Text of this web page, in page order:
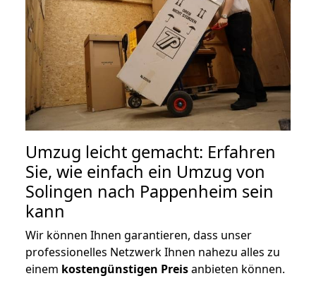
Umzug leicht gemacht: Erfahren
Sie, wie einfach ein Umzug von
Solingen nach Pappenheim sein
kann
Wir können Ihnen garantieren, dass unser
professionelles Netzwerk Ihnen nahezu alles zu
einem kostengünstigen Preisanbieten können.